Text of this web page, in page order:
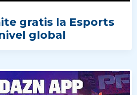
gratis la Esports
global